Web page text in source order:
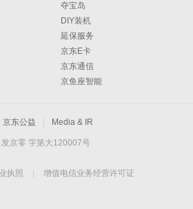
夺宝岛
DIY装机
延保服务
京东E卡
京东通信
京鱼座智能
京东公益 Media & IR
发京零 字第大120007号
执照
增值电信业务经营许可证